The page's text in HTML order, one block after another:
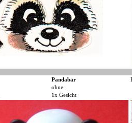
Pandabär
ohne
1x Gesicht